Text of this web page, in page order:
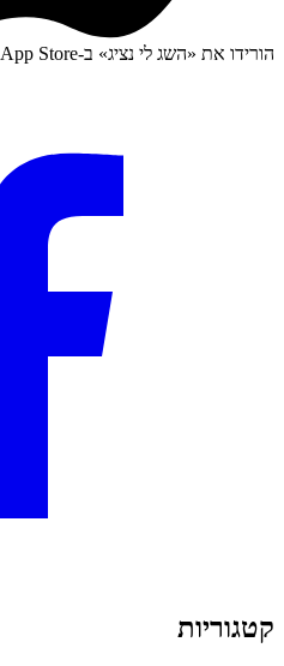
הורידו את «השג לי נציג» ב-App Store
קטגוריות